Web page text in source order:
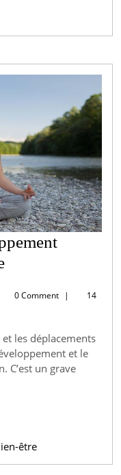
L’importance
developpement
et
du
0 Comment |
14
les déplacements
et le
C’est un grave
être